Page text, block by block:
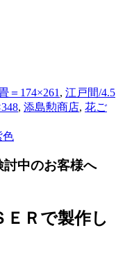
＝174×261 , 江戸間/4.5
, 添島勲商店, 花ご
色
中のお客様へ
ＥＲで製作し